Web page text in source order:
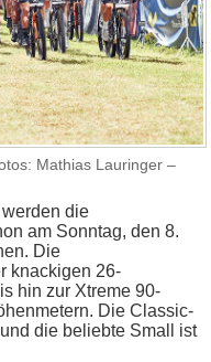
Mathias Lauringer –
die
am Sonntag, den 8.
Die
knackigen 26-
hin zur Xtreme 90-
Die Classic-
die beliebte Small ist